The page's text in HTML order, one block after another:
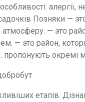
алергії,
Позняки —
— это
— это район,
пропонують окремі
етапів.